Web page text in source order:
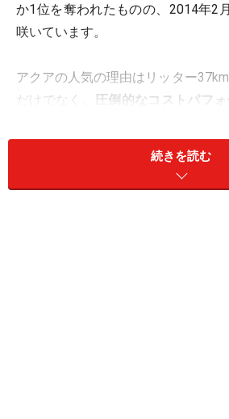
か1位を奪われたものの、2014年2
咲いています。
アクアの人気の理由はリッター
だけでなく
、圧倒的なコストパフ
を2車種で比較してみると、アクア
ウスでは約318万円（どちらも消
続きを読む